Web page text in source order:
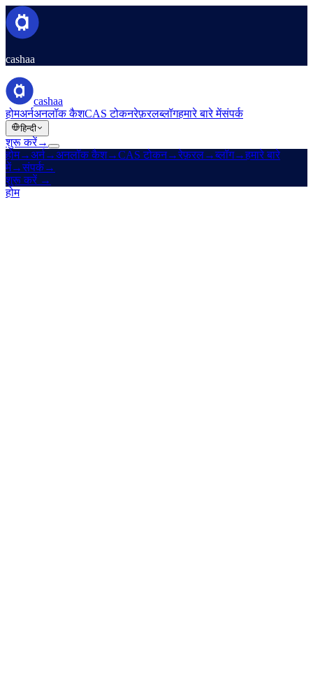
cashaa
cashaa
होमअर्नअनलॉक कैशCAS टोकनरेफ़रलब्लॉगहमारे बारे मेंसंपर्क
हिन्दी
शुरू करें→
होम→अर्न→अनलॉक कैश→CAS टोकन→रेफ़रल→ब्लॉग→हमारे बारे
में→संपर्क→
शुरू करें →
होम/